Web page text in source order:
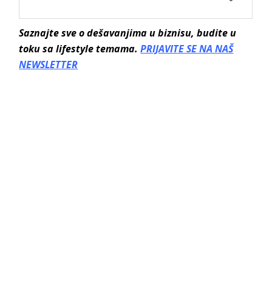
Saznajte sve o dešavanjima u biznisu, budite u
toku sa lifestyle temama. PRIJAVITE SE NA NAŠ
NEWSLETTER